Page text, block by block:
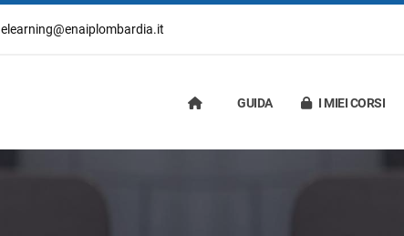
elearning@enaiplombardia.it
GUIDA I MIEI CORSI